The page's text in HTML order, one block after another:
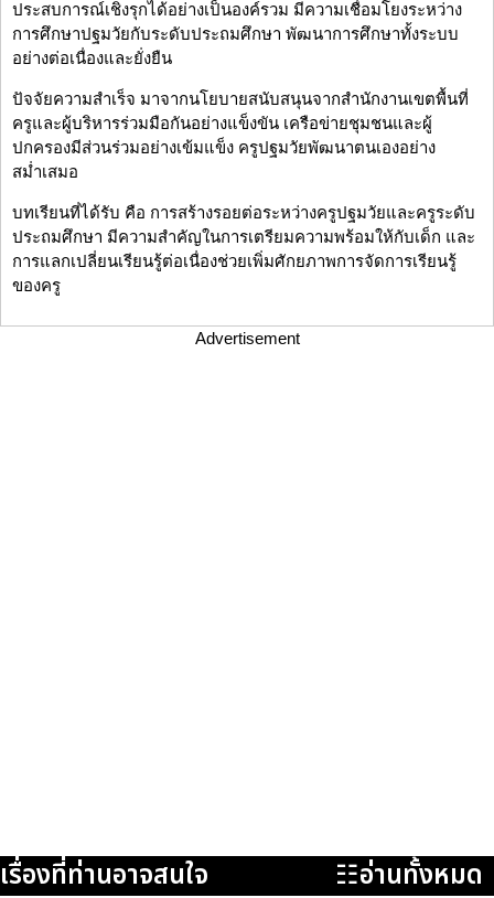
ประสบการณ์เชิงรุกได้อย่างเป็นองค์รวม มีความเชื่อมโยงระหว่าง
การศึกษาปฐมวัยกับระดับประถมศึกษา พัฒนาการศึกษาทั้งระบบ
อย่างต่อเนื่องและยั่งยืน
ปัจจัยความสำเร็จ มาจากนโยบายสนับสนุนจากสำนักงานเขตพื้นที่
ครูและผู้บริหารร่วมมือกันอย่างแข็งขัน เครือข่ายชุมชนและผู้
ปกครองมีส่วนร่วมอย่างเข้มแข็ง ครูปฐมวัยพัฒนาตนเองอย่าง
สม่ำเสมอ
บทเรียนที่ได้รับ คือ การสร้างรอยต่อระหว่างครูปฐมวัยและครูระดับ
ประถมศึกษา มีความสำคัญในการเตรียมความพร้อมให้กับเด็ก และ
การแลกเปลี่ยนเรียนรู้ต่อเนื่องช่วยเพิ่มศักยภาพการจัดการเรียนรู้
ของครู
Advertisement
เรื่องที่ท่านอาจสนใจ ☷อ่านทั้งหมด